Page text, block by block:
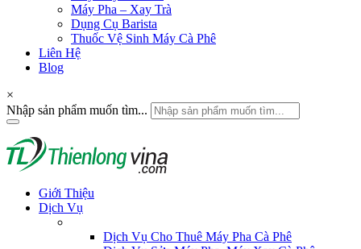
Máy Pha – Xay Trà
Dụng Cụ Barista
Thuốc Vệ Sinh Máy Cà Phê
Liên Hệ
Blog
×
Nhập sản phẩm muốn tìm...
Giới Thiệu
Dịch Vụ
Dịch Vụ Cho Thuê Máy Pha Cà Phê